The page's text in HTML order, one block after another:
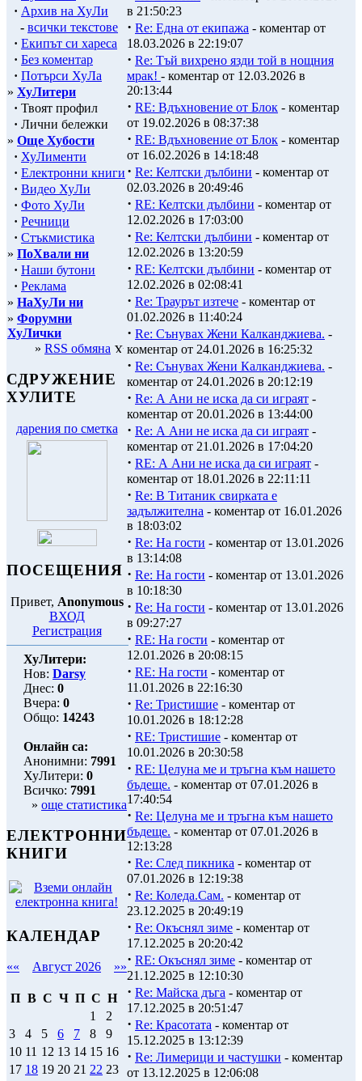
· Архив на ХуЛи
- всички текстове
· Екипът си хареса
· Без коментар
· Потърси ХуЛа
» ХуЛитери
· Твоят профил
· Лични бележки
» Още Хубости
· ХуЛименти
· Електронни книги
· Видео ХуЛи
· Фото ХуЛи
· Речници
· Стъкмистика
» ПоХвали ни
· Наши бутони
· Реклама
» НаХуЛи ни
» Форумни
ХуЛички
» RSS обмяна
СДРУЖЕНИЕ
ХУЛИТЕ
дарения по сметка
ПОСЕЩЕНИЯ
Привет, Anonymous
ВХОД
Регистрация
ХуЛитери:
Нов: Darsy
Днес: 0
Вчера: 0
Общо: 14243
Онлайн са:
Анонимни: 7991
ХуЛитери: 0
Всичко: 7991
» още статистика
ЕЛЕКТРОННИ
КНИГИ
КАЛЕНДАР
«« Август 2026 »»
П В С Ч П С Н
1
2
3
4 5 6 7 8
9
10 11 12 13 14 15 16
17 18 19 20 21 22 23
в 21:50:23
· Re: Една от екипажа - коментар от
18.03.2026 в 22:19:07
· Re: Тъй вихрено язди той в нощния
мрак! - коментар от 12.03.2026 в
20:13:44
· RE: Вдъхновение от Блок - коментар
от 19.02.2026 в 08:37:38
· RE: Вдъхновение от Блок - коментар
от 16.02.2026 в 14:18:48
· Re: Келтски дълбини - коментар от
02.03.2026 в 20:49:46
· RE: Келтски дълбини - коментар от
12.02.2026 в 17:03:00
· Re: Келтски дълбини - коментар от
12.02.2026 в 13:20:59
· RE: Келтски дълбини - коментар от
12.02.2026 в 02:08:41
· Re: Траурът изтече - коментар от
01.02.2026 в 11:40:24
· Re: Сънувах Жени Калканджиева. -
коментар от 24.01.2026 в 16:25:32
· Re: Сънувах Жени Калканджиева. -
коментар от 24.01.2026 в 20:12:19
· Re: А Ани не иска да си играят -
коментар от 20.01.2026 в 13:44:00
· Re: А Ани не иска да си играят -
коментар от 21.01.2026 в 17:04:20
· RE: А Ани не иска да си играят -
коментар от 18.01.2026 в 22:11:11
· Re: В Титаник свирката е
задължителна - коментар от 16.01.2026
в 18:03:02
· Re: На гости - коментар от 13.01.2026
в 13:14:08
· Re: На гости - коментар от 13.01.2026
в 10:18:30
· Re: На гости - коментар от 13.01.2026
в 09:27:27
· RE: На гости - коментар от
12.01.2026 в 20:08:15
· RE: На гости - коментар от
11.01.2026 в 22:16:30
· Re: Тристишие - коментар от
10.01.2026 в 18:12:28
· RE: Тристишие - коментар от
10.01.2026 в 20:30:58
· RE: Целуна ме и тръгна към нашето
бъдеще. - коментар от 07.01.2026 в
17:40:54
· Re: Целуна ме и тръгна към нашето
бъдеще. - коментар от 07.01.2026 в
12:13:28
· Re: След пикника - коментар от
07.01.2026 в 12:19:38
· Re: Коледа.Сам. - коментар от
23.12.2025 в 20:49:19
· Re: Окъснял зиме - коментар от
17.12.2025 в 20:20:42
· RE: Окъснял зиме - коментар от
21.12.2025 в 12:10:30
· Re: Майска дъга - коментар от
17.12.2025 в 20:51:47
· Re: Красотата - коментар от
15.12.2025 в 13:12:39
· Re: Лимерици и частушки - коментар
от 13.12.2025 в 12:06:08